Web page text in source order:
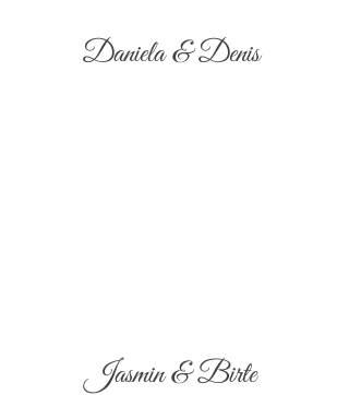
Daniela & Denis
Jasmin & Birte